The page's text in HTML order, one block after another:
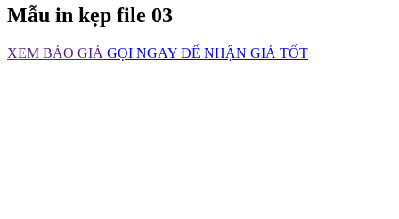
Mẫu in kẹp file 03
XEM BÁO GIÁ GỌI NGAY ĐỂ NHẬN GIÁ TỐT